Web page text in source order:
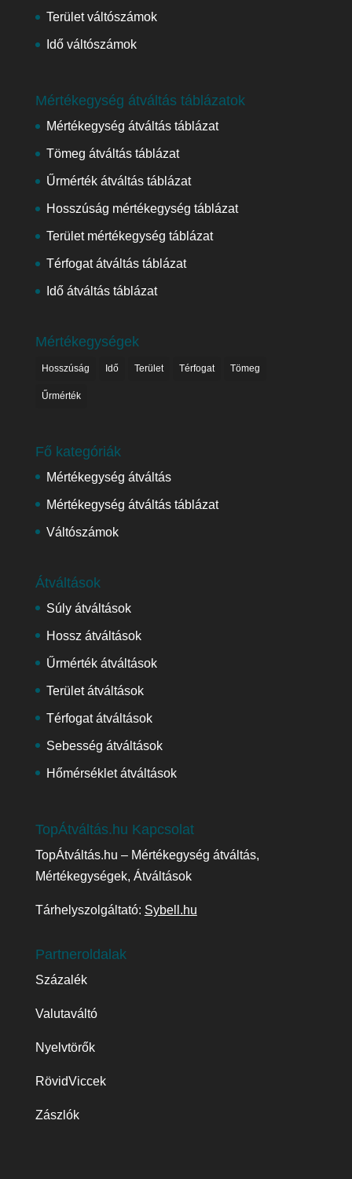
Terület váltószámok
Idő váltószámok
Mértékegység átváltás táblázatok
Mértékegység átváltás táblázat
Tömeg átváltás táblázat
Űrmérték átváltás táblázat
Hosszúság mértékegység táblázat
Terület mértékegység táblázat
Térfogat átváltás táblázat
Idő átváltás táblázat
Mértékegységek
Hosszúság Idő Terület Térfogat Tömeg
Űrmérték
Fő kategóriák
Mértékegység átváltás
Mértékegység átváltás táblázat
Váltószámok
Átváltások
Súly átváltások
Hossz átváltások
Űrmérték átváltások
Terület átváltások
Térfogat átváltások
Sebesség átváltások
Hőmérséklet átváltások
TopÁtváltás.hu Kapcsolat
TopÁtváltás.hu – Mértékegység átváltás,
Mértékegységek, Átváltások
Tárhelyszolgáltató: Sybell.hu
Partneroldalak
Százalék
Valutaváltó
Nyelvtörők
RövidViccek
Zászlók